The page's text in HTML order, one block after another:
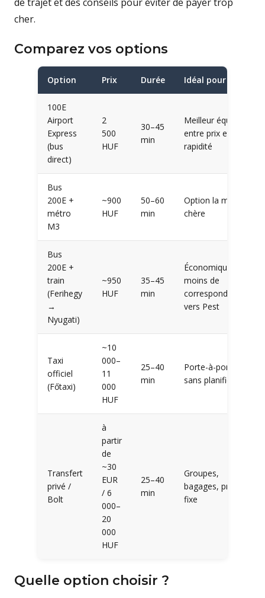
cher.
Comparez vos options
Option Prix Durée Idéal pour
100E
Airport
Express
(bus
direct)
2
500
HUF
30–45
min
Meilleur équilibre
entre prix et
rapidité
Bus
200E +
métro
M3
~900
HUF
50–60
min
Option la moins
chère
Bus
200E +
train
(Ferihegy
→
Nyugati)
~950
HUF
35–45
min
Économique +
moins de
correspondances
vers Pest
Taxi
officiel
(Főtaxi)
~10
000–
11
000
HUF
25–40
min
Porte-à-porte,
sans planification
Transfert
privé /
Bolt
à
partir
de
~30
EUR
/ 6
000–
20
000
HUF
25–40
min
Groupes,
bagages, prix
fixe
Quelle option choisir ?